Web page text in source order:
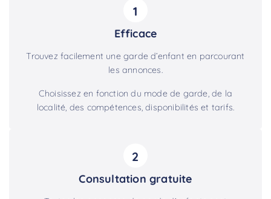
1
Efficace
Trouvez facilement une garde d’enfant en parcourant
les annonces.
Choisissez en fonction du mode de garde, de la
localité, des compétences, disponibilités et tarifs.
2
Consultation gratuite